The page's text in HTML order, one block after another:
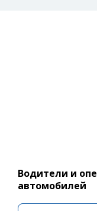
Водители и
автомобилей